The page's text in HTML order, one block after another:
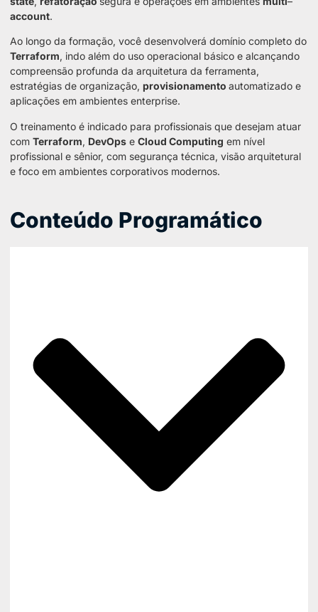
account.
Ao longo da formação, você desenvolverá domínio completo do
Terraform, indo além do uso operacional básico e alcançando
compreensão profunda da arquitetura da ferramenta,
estratégias de organização, provisionamento automatizado e
aplicações em ambientes enterprise.
O treinamento é indicado para profissionais que desejam atuar
com Terraform, DevOps e Cloud Computing em nível
profissional e sênior, com segurança técnica, visão arquitetural
e foco em ambientes corporativos modernos.
Conteúdo Programático